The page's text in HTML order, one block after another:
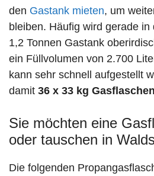
den Gastank mieten, um
bleiben. Häufig wird gerade
1,2 Tonnen Gastank
ein Füllvolumen von 2.700
kann sehr schnell aufgestellt
damit 36 x 33 kg Gasflaschen
Sie möchten eine
oder tauschen in
Die folgenden